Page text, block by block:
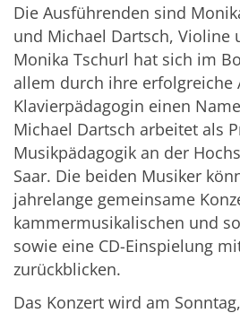
Die Ausführenden sind
und Michael Dartsch, Violine
Monika Tschurl hat sich im
allem durch ihre erfolgreiche
Klavierpädagogin einen
Michael Dartsch arbeitet als
Musikpädagogik an der
Saar. Die beiden Musiker
jahrelange gemeinsame
kammermusikalischen und
sowie eine CD-Einspielung
zurückblicken.
Das Konzert wird am